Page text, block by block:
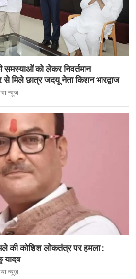
समस्याओं को लेकर निवर्तमान
से मिले छात्र जदयू नेता किशन भारद्वाज
न्यूज़
की कोशिश लोकतंत्र पर हमला :
यादव
न्यूज़